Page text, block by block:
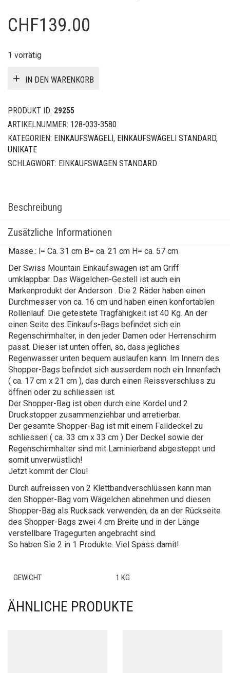
CHF139.00
1 vorrätig
IN DEN WARENKORB
PRODUKT ID: 29255
ARTIKELNUMMER: 128-033-3580
KATEGORIEN: EINKAUFSWÄGELI, EINKAUFSWÄGELI STANDARD,
UNIKATE
SCHLAGWORT: EINKAUFSWAGEN STANDARD
Beschreibung
Zusätzliche Informationen
Masse.: l= Ca. 31 cm B= ca. 21 cm H= ca. 57 cm
Der Swiss Mountain Einkaufswagen ist am Griff
umklappbar. Das Wägelchen-Gestell ist auch ein
Markenprodukt der Anderson . Die 2 Räder haben einen
Durchmesser von ca. 16 cm und haben einen konfortablen
Rollenlauf. Die getestete Tragfähigkeit ist 40 Kg. An der
einen Seite des Einkaufs-Bags befindet sich ein
Regenschirmhalter, in den jeder Damen oder Herrenschirm
passt. Dieser ist unten offen, so, dass jegliches
Regenwasser unten bequem auslaufen kann. Im Innern des
Shopper-Bags befindet sich ausserdem noch ein Innenfach
( ca. 17 cm x 21 cm ), das durch einen Reissverschluss zu
öffnen oder zu schliessen ist.
Der Shopper-Bag ist oben durch eine Kordel und 2
Druckstopper zusammenziehbar und arretierbar.
Der gesamte Shopper-Bag ist mit einem Falldeckel zu
schliessen ( ca. 33 cm x 33 cm ) Der Deckel sowie der
Regenschirmhalter sind mit Laminierband abgesteppt und
somit unverwüstlich!
Jetzt kommt der Clou!
Durch aufreissen von 2 Klettbandverschlüssen kann man
den Shopper-Bag vom Wägelchen abnehmen und diesen
Shopper-Bag als Rucksack verwenden, da an der Rückseite
des Shopper-Bags zwei 4 cm Breite und in der Länge
verstellbare Tragegurten angebracht sind.
So haben Sie 2 in 1 Produkte. Viel Spass damit!
GEWICHT 1 KG
ÄHNLICHE PRODUKTE